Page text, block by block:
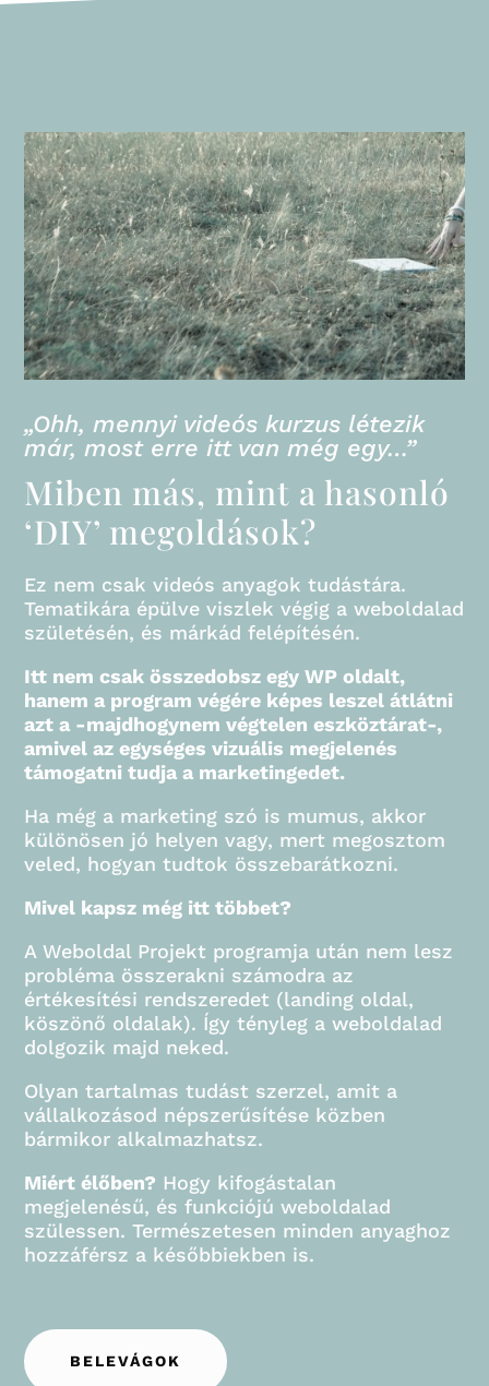
„Ohh, mennyi videós kurzus létezik
már, most erre itt van még egy…”
Miben más, mint a hasonló
‘DIY’ megoldások?
Ez nem csak videós anyagok tudástára.
Tematikára épülve viszlek végig a weboldalad
születésén, és márkád felépítésén.
Itt nem csak összedobsz egy WP oldalt,
hanem a program végére képes leszel átlátni
azt a -majdhogynem végtelen eszköztárat-,
amivel az egységes vizuális megjelenés
támogatni tudja a marketingedet.
Ha még a marketing szó is mumus, akkor
különösen jó helyen vagy, mert megosztom
veled, hogyan tudtok összebarátkozni.
Mivel kapsz még itt többet?
A Weboldal Projekt programja után nem lesz
probléma összerakni számodra az
értékesítési rendszeredet (landing oldal,
köszönő oldalak). Így tényleg a weboldalad
dolgozik majd neked.
Olyan tartalmas tudást szerzel, amit a
vállalkozásod népszerűsítése közben
bármikor alkalmazhatsz.
Miért élőben? Hogy kifogástalan
megjelenésű, és funkciójú weboldalad
szülessen. Természetesen minden anyaghoz
hozzáférsz a későbbiekben is.
BELEVÁGOK